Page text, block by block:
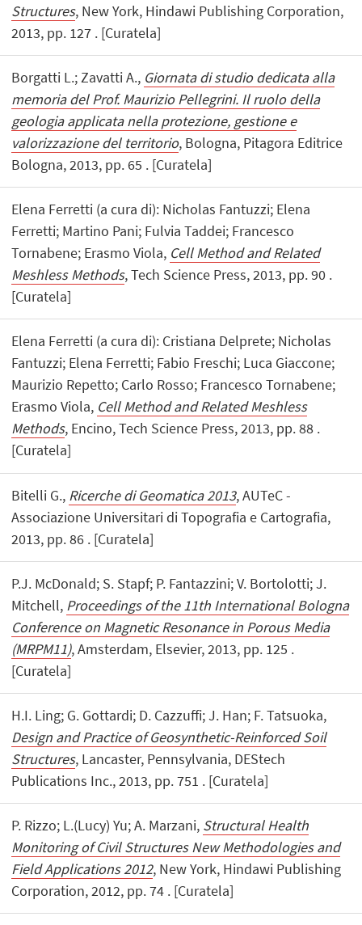
Structures, New York, Hindawi Publishing Corporation,
2013, pp. 127 . [Curatela]
Borgatti L.; Zavatti A., Giornata di studio dedicata alla
memoria del Prof. Maurizio Pellegrini. Il ruolo della
geologia applicata nella protezione, gestione e
valorizzazione del territorio, Bologna, Pitagora Editrice
Bologna, 2013, pp. 65 . [Curatela]
Elena Ferretti (a cura di): Nicholas Fantuzzi; Elena
Ferretti; Martino Pani; Fulvia Taddei; Francesco
Tornabene; Erasmo Viola, Cell Method and Related
Meshless Methods, Tech Science Press, 2013, pp. 90 .
[Curatela]
Elena Ferretti (a cura di): Cristiana Delprete; Nicholas
Fantuzzi; Elena Ferretti; Fabio Freschi; Luca Giaccone;
Maurizio Repetto; Carlo Rosso; Francesco Tornabene;
Erasmo Viola, Cell Method and Related Meshless
Methods, Encino, Tech Science Press, 2013, pp. 88 .
[Curatela]
Bitelli G., Ricerche di Geomatica 2013, AUTeC -
Associazione Universitari di Topografia e Cartografia,
2013, pp. 86 . [Curatela]
P.J. McDonald; S. Stapf; P. Fantazzini; V. Bortolotti; J.
Mitchell, Proceedings of the 11th International Bologna
Conference on Magnetic Resonance in Porous Media
(MRPM11), Amsterdam, Elsevier, 2013, pp. 125 .
[Curatela]
H.I. Ling; G. Gottardi; D. Cazzuffi; J. Han; F. Tatsuoka,
Design and Practice of Geosynthetic-Reinforced Soil
Structures, Lancaster, Pennsylvania, DEStech
Publications Inc., 2013, pp. 751 . [Curatela]
P. Rizzo; L.(Lucy) Yu; A. Marzani, Structural Health
Monitoring of Civil Structures New Methodologies and
Field Applications 2012, New York, Hindawi Publishing
Corporation, 2012, pp. 74 . [Curatela]